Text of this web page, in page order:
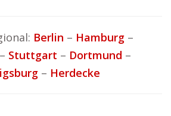
Berlin – Hamburg –
– Stuttgart – Dortmund –
– Herdecke